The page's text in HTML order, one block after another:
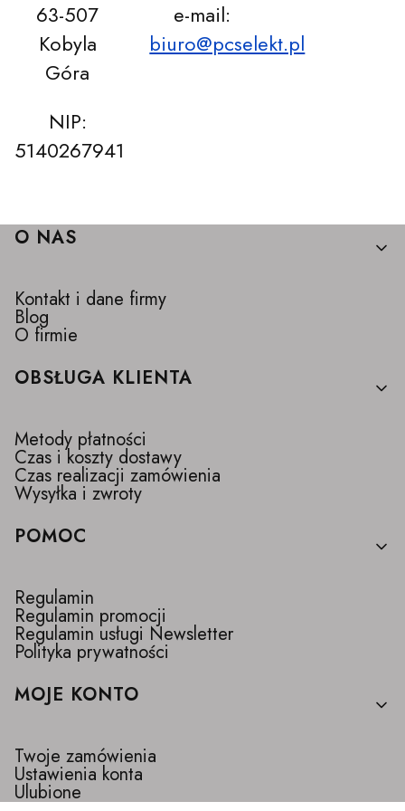
63-507
Kobyla
Góra
NIP:
5140267941
e-mail:
biuro@pcselekt.pl
Linki w stopce
O NAS
Kontakt i dane firmy
Blog
O firmie
OBSŁUGA KLIENTA
Metody płatności
Czas i koszty dostawy
Czas realizacji zamówienia
Wysyłka i zwroty
POMOC
Regulamin
Regulamin promocji
Regulamin usługi Newsletter
Polityka prywatności
MOJE KONTO
Twoje zamówienia
Ustawienia konta
Ulubione